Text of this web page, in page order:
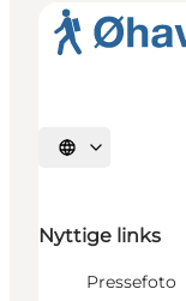
Vælg sprog
Nyttige links
Pressefoto